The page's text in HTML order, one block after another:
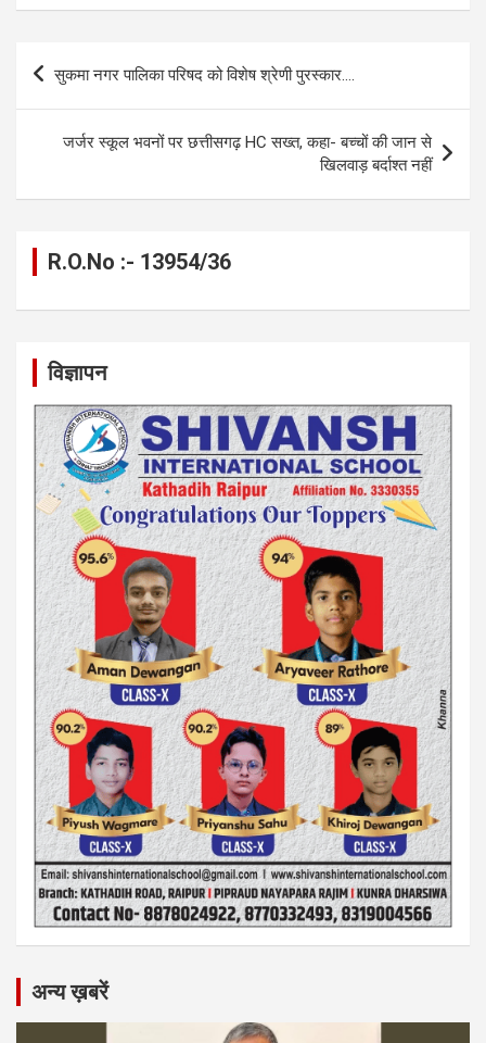
ce
o
o
k
se
g
er
at
A
p
p
e
gr
a
m
ail py
n
k
ar
Post
navigation
सुकमा नगर पालिका परिषद को विशेष श्रेणी पुरस्कार….
जर्जर स्कूल भवनों पर छत्तीसगढ़ HC सख्त, कहा- बच्चों की जान से
खिलवाड़ बर्दाश्त नहीं
R.O.No :- 13954/36
विज्ञापन
अन्य ख़बरें